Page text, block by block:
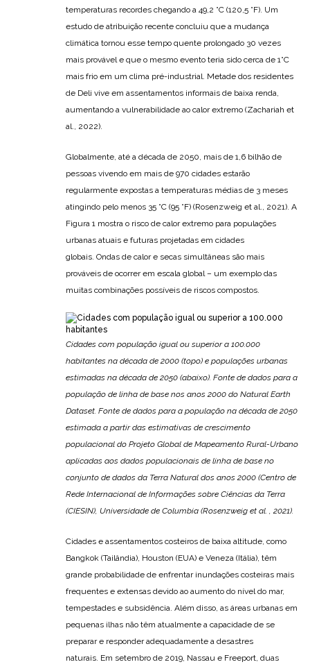
temperaturas recordes chegando a 49,2 °C (120,5 °F). Um
estudo de atribuição recente concluiu que a mudança
climática tornou esse tempo quente prolongado 30 vezes
mais provável e que o mesmo evento teria sido cerca de 1°C
mais frio em um clima pré-industrial. Metade dos residentes
de Deli vive em assentamentos informais de baixa renda,
aumentando a vulnerabilidade ao calor extremo (Zachariah et
al., 2022).
Globalmente, até a década de 2050, mais de 1,6 bilhão de
pessoas vivendo em mais de 970 cidades estarão
regularmente expostas a temperaturas médias de 3 meses
atingindo pelo menos 35 °C (95 °F) (Rosenzweig et al., 2021). A
Figura 1 mostra o risco de calor extremo para populações
urbanas atuais e futuras projetadas em cidades
globais. Ondas de calor e secas simultâneas são mais
prováveis ​​de ocorrer em escala global – um exemplo das
muitas combinações possíveis de riscos compostos.
Cidades com população igual ou superior a 100.000
habitantes na década de 2000 (topo) e populações urbanas
estimadas na década de 2050 (abaixo). Fonte de dados para a
população de linha de base nos anos 2000 do Natural Earth
Dataset. Fonte de dados para a população na década de 2050
estimada a partir das estimativas de crescimento
populacional do Projeto Global de Mapeamento Rural-Urbano
aplicadas aos dados populacionais de linha de base no
conjunto de dados da Terra Natural dos anos 2000 (Centro de
Rede Internacional de Informações sobre Ciências da Terra
(CIESIN), Universidade de Columbia (Rosenzweig et al. , 2021).
Cidades e assentamentos costeiros de baixa altitude, como
Bangkok (Tailândia), Houston (EUA) e Veneza (Itália), têm
grande probabilidade de enfrentar inundações costeiras mais
frequentes e extensas devido ao aumento do nível do mar,
tempestades e subsidência. Além disso, as áreas urbanas em
pequenas ilhas não têm atualmente a capacidade de se
preparar e responder adequadamente a desastres
naturais. Em setembro de 2019, Nassau e Freeport, duas